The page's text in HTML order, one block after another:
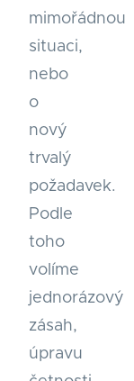
mimořádnou
situaci,
nebo
o
nový
trvalý
požadavek.
Podle
toho
volíme
jednorázový
zásah,
úpravu